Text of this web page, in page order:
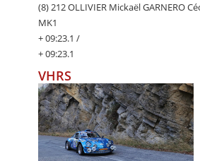
(8) 212 OLLIVIER Mickaël GARNERO
MK1
+ 09:23.1 /
+ 09:23.1
VHRS